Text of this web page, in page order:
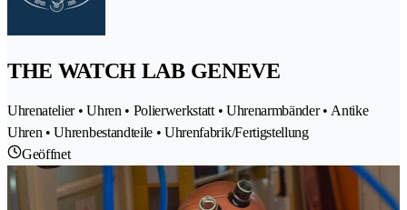
THE WATCH LAB GENEVE
Uhrenatelier • Uhren • Polierwerkstatt • Uhrenarmbänder • Antike
Uhren • Uhrenbestandteile • Uhrenfabrik/Fertigstellung
Geöffnet